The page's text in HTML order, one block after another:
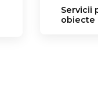
Servicii
obiecte